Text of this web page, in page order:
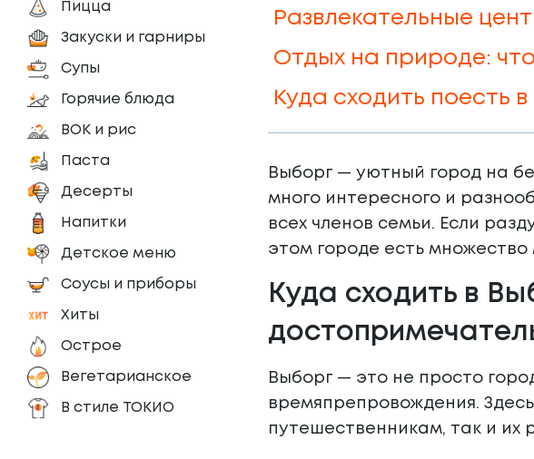
Пицца
Закуски и гарниры
Супы
Горячие блюда
ВОК и рис
Паста
Десерты
Напитки
Детское меню
Соусы и приборы
Хиты
Острое
Вегетарианское
В стиле ТОКИО
Развлекательные
Отдых на природе:
Куда сходить поесть
Выборг — уютный город на
много интересного и
всех членов семьи. Если
этом городе есть
Куда сходить в
Выборг — это не просто
времяпрепровождения.
путешественникам, так и их